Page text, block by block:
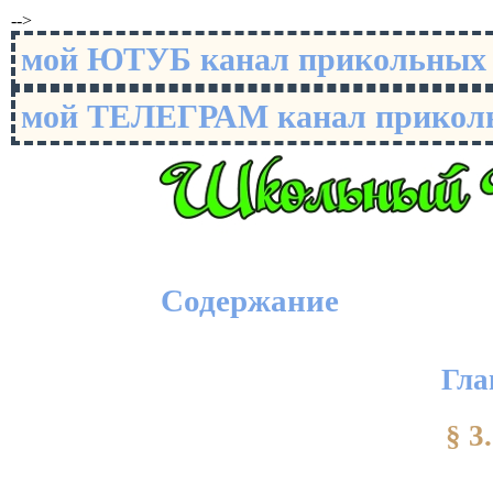
-->
мой ЮТУБ канал
мой ТЕЛЕГРАМ канал
Содержание
§